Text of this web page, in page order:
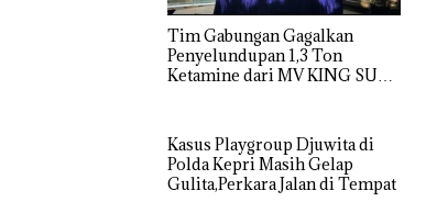
Tim Gabungan Gagalkan
Penyelundupan 1,3 Ton
Ketamine dari MV KING SUN
Kasus Playgroup Djuwita di
Polda Kepri Masih Gelap
Gulita,Perkara Jalan di Tempat